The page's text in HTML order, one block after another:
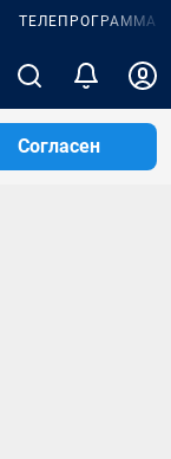
ТЕЛЕПРОГРАММА
Согласен